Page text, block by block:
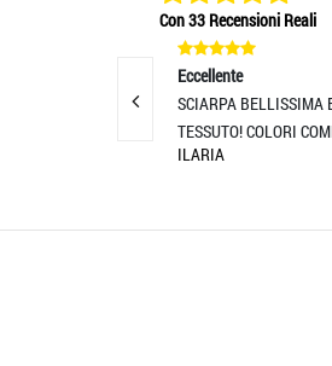
Con 33 Recensioni Reali
SCIARPA BELLISSIMA ED OTTIMO
TESSUTO! COLORI COME DA FOTO...